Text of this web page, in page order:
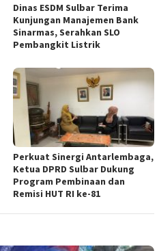
Dinas ESDM Sulbar Terima
Kunjungan Manajemen Bank
Sinarmas, Serahkan SLO
Pembangkit Listrik
Perkuat Sinergi Antarlembaga,
Ketua DPRD Sulbar Dukung
Program Pembinaan dan
Remisi HUT RI ke-81